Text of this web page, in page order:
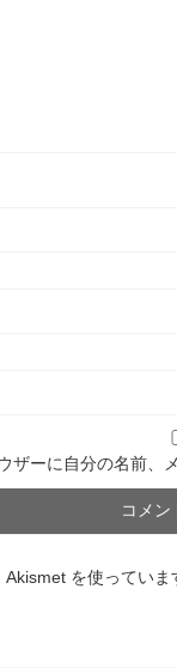
ザーに自分の名前、
を使っていま